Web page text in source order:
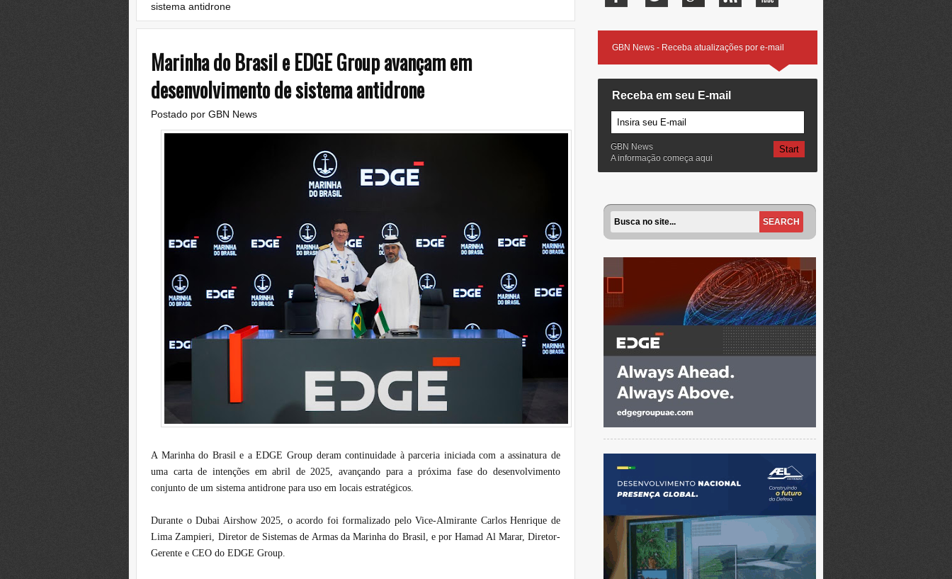
sistema antidrone
Marinha do Brasil e EDGE Group avançam em
desenvolvimento de sistema antidrone
Postado por GBN News
A Marinha do Brasil e a EDGE Group deram continuidade à parceria iniciada com a assinatura de
uma carta de intenções em abril de 2025, avançando para a próxima fase do desenvolvimento
conjunto de um sistema antidrone para uso em locais estratégicos.
Durante o Dubai Airshow 2025, o acordo foi formalizado pelo Vice-Almirante Carlos Henrique de
Lima Zampieri, Diretor de Sistemas de Armas da Marinha do Brasil, e por Hamad Al Marar, Diretor-
Gerente e CEO do EDGE Group.
GBN News - Receba atualizações por e-mail
Receba em seu E-mail
GBN News
A informação começa aqui